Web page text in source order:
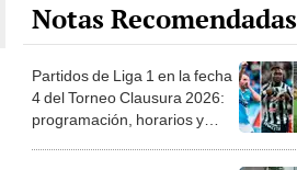
Notas Recomendadas
Partidos de Liga 1 en la fecha
4 del Torneo Clausura 2026:
programación, horarios y